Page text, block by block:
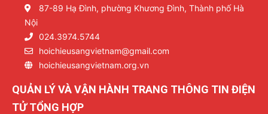
87-89 Hạ Đình, phường Khương Đình, Thành phố Hà
Nội
024.3974.5744
hoichieusangvietnam@gmail.com
hoichieusangvietnam.org.vn
QUẢN LÝ VÀ VẬN HÀNH TRANG THÔNG TIN ĐIỆN
TỬ TỔNG HỢP